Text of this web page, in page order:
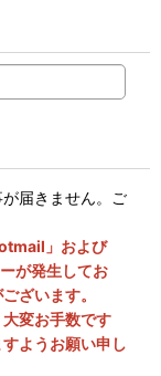
届きません。ご
」および
が発生してお
ざいます。
変お手数です
ようお願い申し